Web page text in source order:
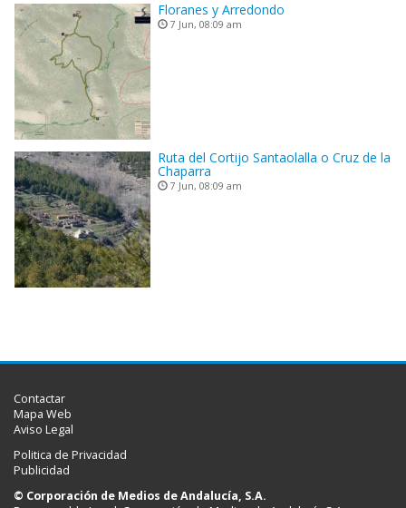
Floranes y Arredondo
7 Jun, 08:09 am
Ruta del Cortijo Santaolalla o Cruz de la
Chaparra
7 Jun, 08:09 am
Contactar
Mapa Web
Aviso Legal
Politica de Privacidad
Publicidad
© Corporación de Medios de Andalucía, S.A.